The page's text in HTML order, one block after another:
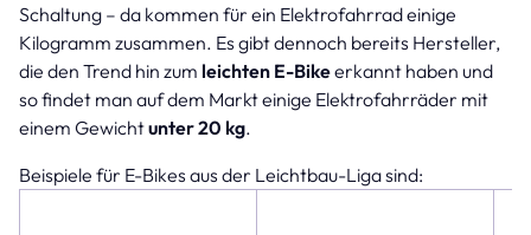
Schaltung – da kommen für ein Elektrofahrrad einige
Kilogramm zusammen. Es gibt dennoch bereits Hersteller,
die den Trend hin zum leichten E-Bikeerkannt haben und
so findet man auf dem Markt einige Elektrofahrräder mit
einem Gewichtunter 20 kg.
Beispiele für E-Bikes aus der Leichtbau-Liga sind: